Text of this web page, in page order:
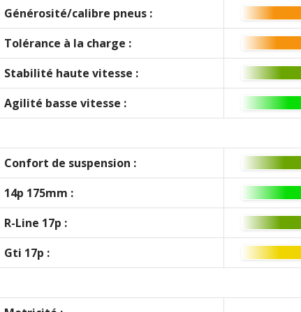
Générosité/calibre pneus :
Tolérance à la charge :
Stabilité haute vitesse :
Agilité basse vitesse :
Confort de suspension :
14p 175mm :
R-Line 17p :
Gti 17p :